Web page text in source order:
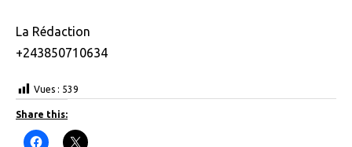
La Rédaction
+243850710634
Vues : 539
Share this:
C C